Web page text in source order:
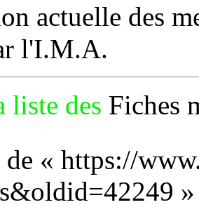
actuelle des
l'I.M.A.
liste des Fiches
de « https://
»